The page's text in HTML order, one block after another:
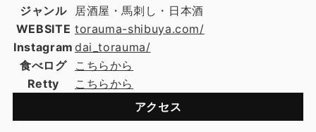
ジャンル
居酒屋・馬刺し・日本酒
WEBSITE torauma-shibuya.com/
Instagram dai_torauma/
食べログ
こちらから
Retty
こちらから
アクセス